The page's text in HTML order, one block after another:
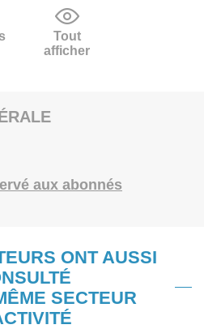
Tout
afficher
aux abonnés
ONT AUSSI
SECTEUR